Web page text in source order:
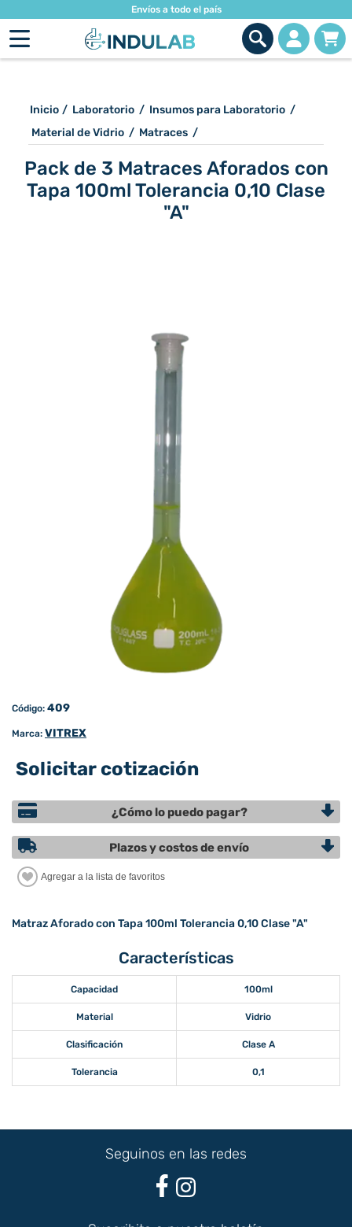
Envíos a todo el país
Inicio / Laboratorio / Insumos para Laboratorio /
Material de Vidrio / Matraces /
Pack de 3 Matraces Aforados con
Tapa 100ml Tolerancia 0,10 Clase
"A"
Código: 409
Marca: VITREX
Solicitar cotización
¿Cómo lo puedo pagar?
Plazos y costos de envío
Matraz Aforado con Tapa 100ml Tolerancia 0,10 Clase "A"
Características
Capacidad 100ml
Material Vidrio
Clasificación Clase A
Tolerancia 0,1
Seguinos en las redes